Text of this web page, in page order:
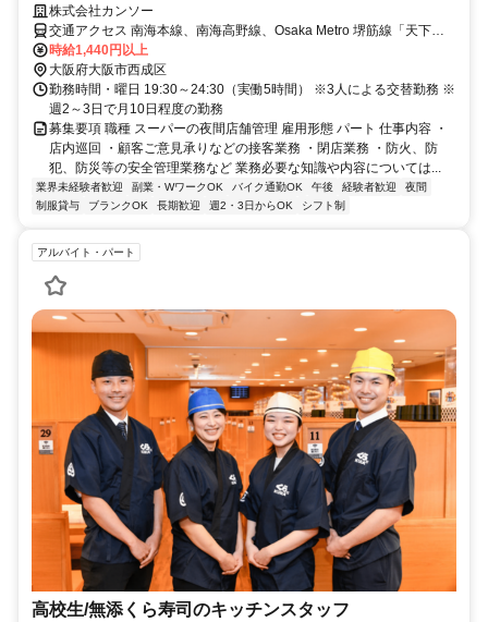
がい実感の高時給！週2～3日勤務！
株式会社カンソー
交通アクセス 南海本線、南海高野線、Osaka Metro 堺筋線「天下茶
屋」駅下車、徒歩1分 Osaka Metro 四ツ橋線「岸里」駅下車、徒歩5
分
時給1,440円以上
大阪府大阪市西成区
勤務時間・曜日 19:30～24:30（実働5時間） ※3人による交替勤務 ※
週2～3日で月10日程度の勤務
募集要項 職種 スーパーの夜間店舗管理 雇用形態 パート 仕事内容 ・
店内巡回 ・顧客ご意見承りなどの接客業務 ・閉店業務 ・防火、防
犯、防災等の安全管理業務など 業務必要な知識や内容については...
業界未経験者歓迎 副業・WワークOK バイク通勤OK 午後 経験者歓迎
夜間
制服貸与
ブランクOK 長期歓迎 週2・3日からOK シフト制
アルバイト・パート
高校生/無添くら寿司のキッチンスタッフ